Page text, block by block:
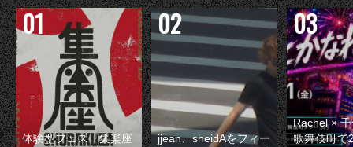
体験型フェス『集楽座
jjean、sheidAをフィー
Rachel ×
歌舞伎町で